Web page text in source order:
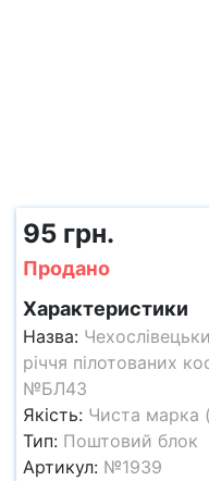
95 грн.
Продано
Характеристики
Назва:
річчя пілотованих
№БЛ43
Якість: Чиста марка
Тип: Поштовий блок
Артикул: №1939